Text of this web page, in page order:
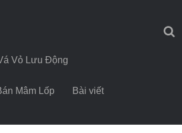
Vỏ Lưu Động
Mâm Lốp Bài viết